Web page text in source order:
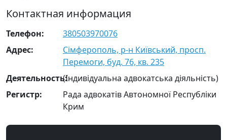
Контактная информация
Телефон:
380503970076
Адрес:
Сімферополь, р-н Київський, просп.
Перемоги, буд. 76, кв. 235
Деятельность:(Індивідуальна адвокатська діяльність)
Регистр:
Рада адвокатів Автономної Республіки
Крим